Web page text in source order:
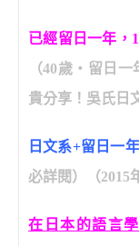
已經留日一年，
（40歲‧留日
貴分享！吳氏日
日文系+留日一
必詳閱）（2015
在日本的語言